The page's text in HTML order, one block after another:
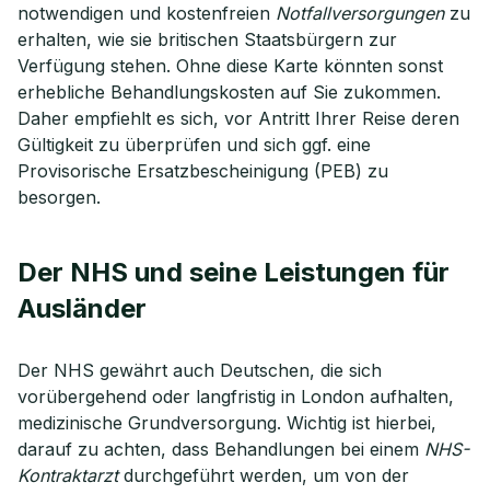
notwendigen und kostenfreien Notfallversorgungenzu
erhalten, wie sie britischen Staatsbürgern zur
Verfügung stehen. Ohne diese Karte könnten sonst
erhebliche Behandlungskosten auf Sie zukommen.
Daher empfiehlt es sich, vor Antritt Ihrer Reise deren
Gültigkeit zu überprüfen und sich ggf. eine
Provisorische Ersatzbescheinigung (PEB) zu
besorgen.
Der NHS und seine Leistungen für
Ausländer
Der NHS gewährt auch Deutschen, die sich
vorübergehend oder langfristig in London aufhalten,
medizinische Grundversorgung. Wichtig ist hierbei,
darauf zu achten, dass Behandlungen bei einem NHS-
Kontraktarztdurchgeführt werden, um von der